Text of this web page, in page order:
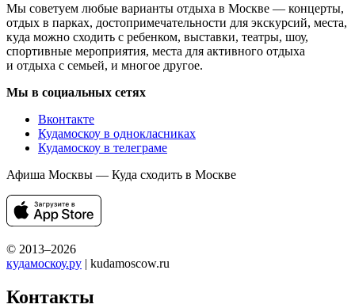
Мы советуем любые варианты отдыха в Москве — концерты,
отдых в парках, достопримечательности для экскурсий, места,
куда можно сходить с ребенком, выставки, театры, шоу,
спортивные мероприятия, места для активного отдыха
и отдыха с семьей, и многое другое.
Мы в социальных сетях
Вконтакте
Кудамоскоу в однокласниках
Кудамоскоу в телеграме
Афиша Москвы — Куда сходить в Москве
© 2013–2026
кудамоскоу.ру | kudamoscow.ru
Контакты